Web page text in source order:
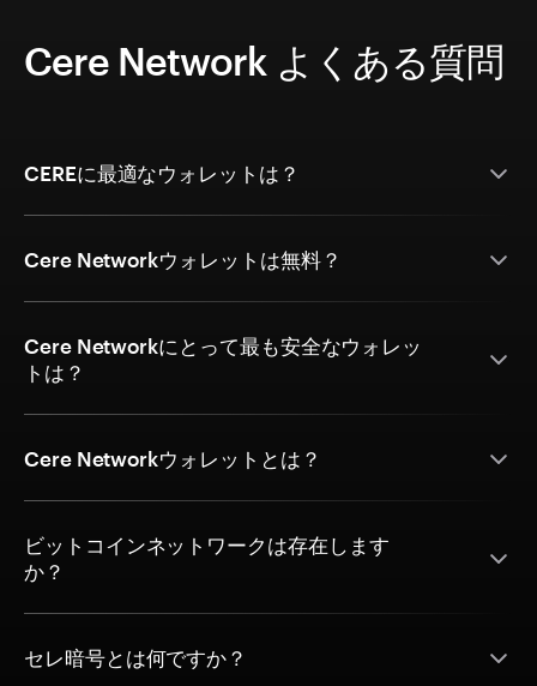
Cere Network よくある質問
CEREに最適なウォレットは？
Cere Networkウォレットは無料？
Cere Networkにとって最も安全なウォレッ
トは？
Cere Networkウォレットとは？
ビットコインネットワークは存在します
か？
セレ暗号とは何ですか？